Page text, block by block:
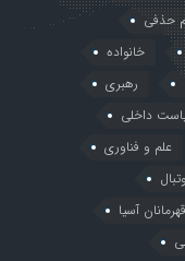
حذفی
خانواده
رهبری
داخلی
علم و فناوری
آسیا